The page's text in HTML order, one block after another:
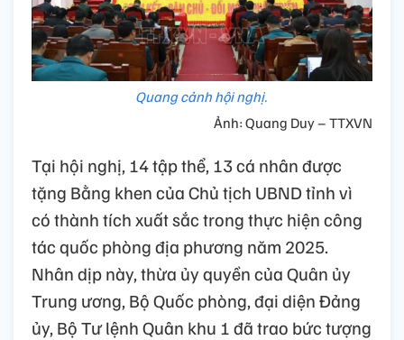
Quang cảnh hội nghị.
Ảnh: Quang Duy – TTXVN
Tại hội nghị, 14 tập thể, 13 cá nhân được
tặng Bằng khen của Chủ tịch UBND tỉnh vì
có thành tích xuất sắc trong thực hiện công
tác quốc phòng địa phương năm 2025.
Nhân dịp này, thừa ủy quyền của Quân ủy
Trung ương, Bộ Quốc phòng, đại diện Đảng
ủy, Bộ Tư lệnh Quân khu 1 đã trao bức tượng